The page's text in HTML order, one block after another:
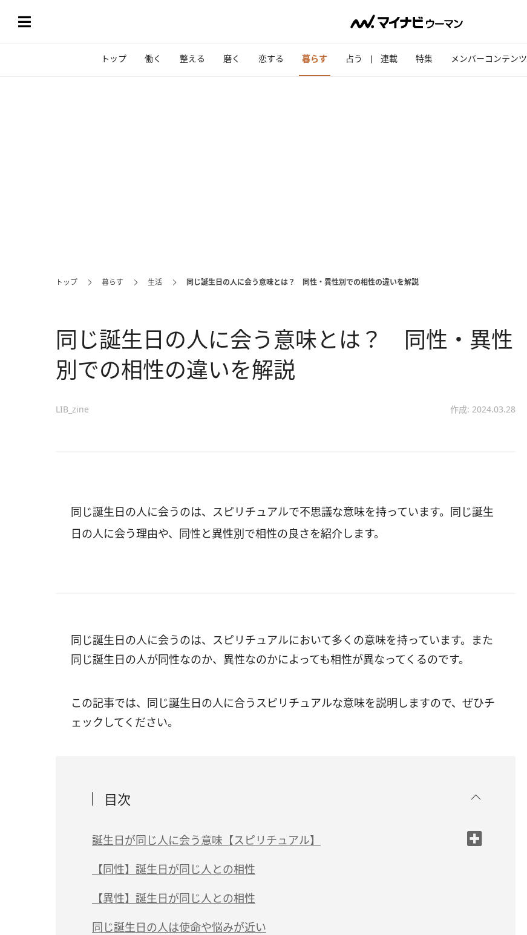
トップ 働く 整える 磨く 恋する 暮らす 占う 連載 特集 メンバーコンテンツ
トップ 暮らす 生活 同じ誕生日の人に会う意味とは？ 同性・異性別での相性の違いを解説
同じ誕生日の人に会う意味とは？ 同性・異性
別での相性の違いを解説
LIB_zine 作成: 2024.03.28
同じ誕生日の人に会うのは、スピリチュアルで不思議な意味を持っています。同じ誕生
日の人に会う理由や、同性と異性別で相性の良さを紹介します。
同じ誕生日の人に会うのは、スピリチュアルにおいて多くの意味を持っています。また
同じ誕生日の人が同性なのか、異性なのかによっても相性が異なってくるのです。
この記事では、同じ誕生日の人に合うスピリチュアルな意味を説明しますので、ぜひチ
ェックしてください。
目次
誕生日が同じ人に会う意味【スピリチュアル】
（1）ソウルメイト
（2）大切なメッセージを与えてくれる
（3）人生の使命が近い
【同性】誕生日が同じ人との相性
【異性】誕生日が同じ人との相性
同じ誕生日の人は使命や悩みが近い